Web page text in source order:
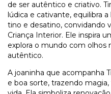
de ser autêntico e criativo.
lúdica e cativante, equilibra
tino e desatino, convidando
Criança Interior. Ele inspira
explora o mundo com olhos
autêntico.
A joaninha que acompanha
e boa sorte, trazendo